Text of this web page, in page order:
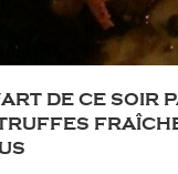
DE CE SOIR